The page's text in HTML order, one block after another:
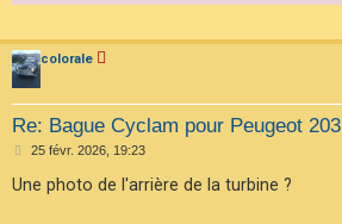
colorale
Re: Bague Cyclam pour Peugeot 203
M
s
25 févr. 2026, 19:23
Une photo de l'arrière de la turbine ?